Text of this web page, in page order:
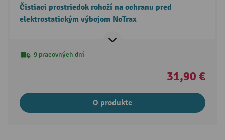
Čistiaci prostriedok rohoží na ochranu pred
elektrostatickým výbojom NoTrax
9 pracovných dní
31,90 €
O produkte